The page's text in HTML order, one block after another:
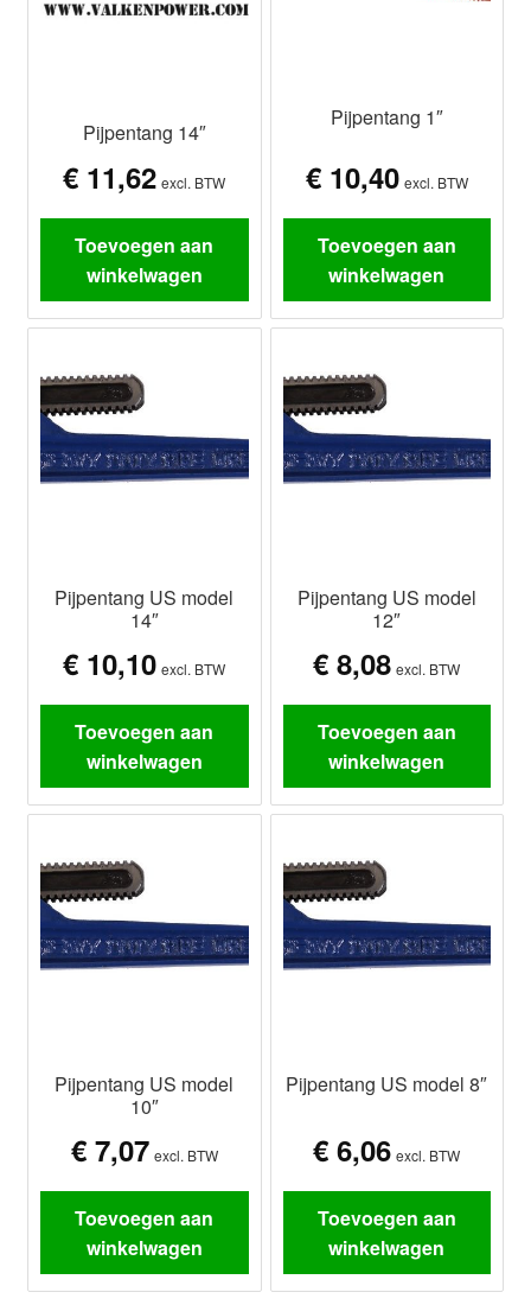
Pijpentang 14″
€ 11,62 excl. BTW
Toevoegen aan
winkelwagen
Pijpentang 1″
€10,40 excl. BTW
Toevoegen aan
winkelwagen
Pijpentang US model
14″
€ 10,10 excl. BTW
Toevoegen aan
winkelwagen
Pijpentang US model
12″
€ 8,08 excl. BTW
Toevoegen aan
winkelwagen
Pijpentang US model
10″
€7,07 excl. BTW
Toevoegen aan
winkelwagen
Pijpentang US model 8″
€ 6,06 excl. BTW
Toevoegen aan
winkelwagen